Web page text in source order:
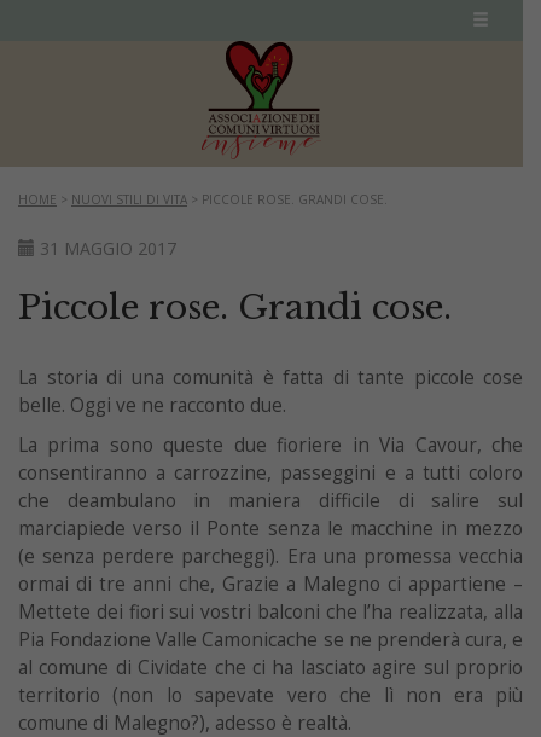
HOME > NUOVI STILI DI VITA > PICCOLE ROSE. GRANDI COSE.
31 MAGGIO 2017
Piccole rose. Grandi cose.
La storia di una comunità è fatta di tante piccole cose
belle. Oggi ve ne racconto due.
La prima sono queste due fioriere in Via Cavour, che
consentiranno a carrozzine, passeggini e a tutti coloro
che deambulano in maniera difficile di salire sul
marciapiede verso il Ponte senza le macchine in mezzo
(e senza perdere parcheggi). Era una promessa vecchia
ormai di tre anni che, Grazie a Malegno ci appartiene –
Mettete dei fiori sui vostri balconi che l’ha realizzata, alla
Pia Fondazione Valle Camonicache se ne prenderà cura, e
al comune di Cividate che ci ha lasciato agire sul proprio
territorio (non lo sapevate vero che lì non era più
comune di Malegno?), adesso è realtà.